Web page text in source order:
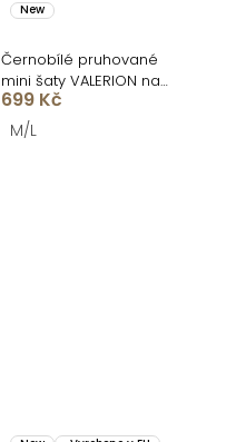
New
Černobílé pruhované
mini šaty VALERION na
ramínka
699 Kč
M/L